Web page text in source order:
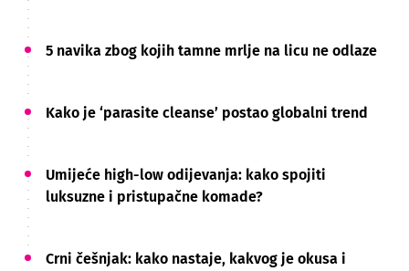
5 navika zbog kojih tamne mrlje na licu ne odlaze
Kako je ‘parasite cleanse’ postao globalni trend
Umijeće high-low odijevanja: kako spojiti
luksuzne i pristupačne komade?
Crni češnjak: kako nastaje, kakvog je okusa i